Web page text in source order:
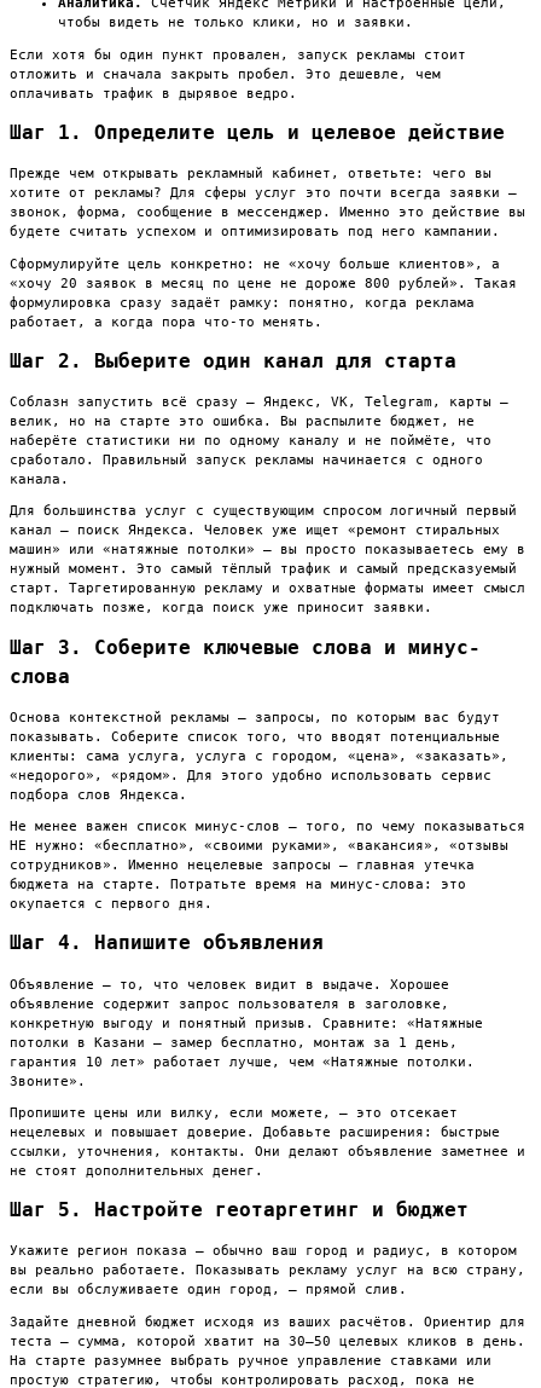
чтобы видеть не только клики, но и заявки.
Если хотя бы один пункт провален, запуск рекламы стоит
отложить и сначала закрыть пробел. Это дешевле, чем
оплачивать трафик в дырявое ведро.
Шаг 1. Определите цель и целевое действие
Прежде чем открывать рекламный кабинет, ответьте: чего вы
хотите от рекламы? Для сферы услуг это почти всегда заявки —
звонок, форма, сообщение в мессенджер. Именно это действие вы
будете считать успехом и оптимизировать под него кампании.
Сформулируйте цель конкретно: не «хочу больше клиентов», а
«хочу 20 заявок в месяц по цене не дороже 800 рублей». Такая
формулировка сразу задаёт рамку: понятно, когда реклама
работает, а когда пора что-то менять.
Шаг 2. Выберите один канал для старта
Соблазн запустить всё сразу — Яндекс, VK, Telegram, карты —
велик, но на старте это ошибка. Вы распылите бюджет, не
наберёте статистики ни по одному каналу и не поймёте, что
сработало. Правильный запуск рекламы начинается с одного
канала.
Для большинства услуг с существующим спросом логичный первый
канал — поиск Яндекса. Человек уже ищет «ремонт стиральных
машин» или «натяжные потолки» — вы просто показываетесь ему в
нужный момент. Это самый тёплый трафик и самый предсказуемый
старт. Таргетированную рекламу и охватные форматы имеет смысл
подключать позже, когда поиск уже приносит заявки.
Шаг 3. Соберите ключевые слова и минус-
слова
Основа контекстной рекламы — запросы, по которым вас будут
показывать. Соберите список того, что вводят потенциальные
клиенты: сама услуга, услуга с городом, «цена», «заказать»,
«недорого», «рядом». Для этого удобно использовать сервис
подбора слов Яндекса.
Не менее важен список минус-слов — того, по чему показываться
НЕ нужно: «бесплатно», «своими руками», «вакансия», «отзывы
сотрудников». Именно нецелевые запросы — главная утечка
бюджета на старте. Потратьте время на минус-слова: это
окупается с первого дня.
Шаг 4. Напишите объявления
Объявление — то, что человек видит в выдаче. Хорошее
объявление содержит запрос пользователя в заголовке,
конкретную выгоду и понятный призыв. Сравните: «Натяжные
потолки в Казани — замер бесплатно, монтаж за 1 день,
гарантия 10 лет» работает лучше, чем «Натяжные потолки.
Звоните».
Пропишите цены или вилку, если можете, — это отсекает
нецелевых и повышает доверие. Добавьте расширения: быстрые
ссылки, уточнения, контакты. Они делают объявление заметнее и
не стоят дополнительных денег.
Шаг 5. Настройте геотаргетинг и бюджет
Укажите регион показа — обычно ваш город и радиус, в котором
вы реально работаете. Показывать рекламу услуг на всю страну,
если вы обслуживаете один город, — прямой слив.
Задайте дневной бюджет исходя из ваших расчётов. Ориентир для
теста — сумма, которой хватит на 30–50 целевых кликов в день.
На старте разумнее выбрать ручное управление ставками или
простую стратегию, чтобы контролировать расход, пока не